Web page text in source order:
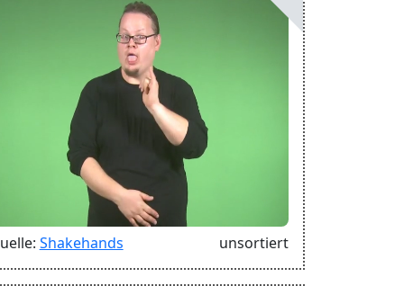
Shakehands unsortiert